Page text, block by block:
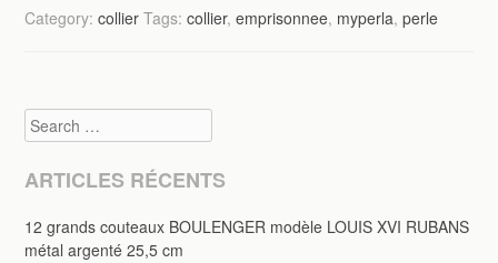
Category:collier Tags:collier,emprisonnee, myperla,perle
Search
ARTICLES RÉCENTS
12 grands couteaux BOULENGER modèle LOUIS XVI RUBANS
métal argenté 25,5 cm